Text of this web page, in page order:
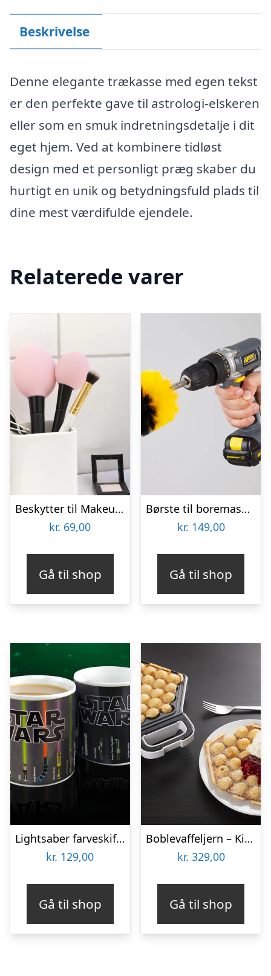
Beskrivelse
Denne elegante trækasse med egen tekst
er den perfekte gave til astrologi-elskeren
eller som en smuk indretningsdetalje i dit
eget hjem. Ved at kombinere tidløst
design med et personligt præg skaber du
hurtigt en unik og betydningsfuld plads til
dine mest værdifulde ejendele.
Relaterede varer
Beskytter til Makeupbørster 3-pak
kr. 69,00
Gå til shop
Børste til boremaskine 3-pak – Wibbri
kr. 149,00
Gå til shop
Lightsaber farveskiftende krus
kr. 129,00
Gå til shop
Boblevaffeljern – KitchPro
kr. 329,00
Gå til shop